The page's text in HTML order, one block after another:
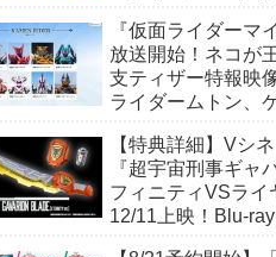
尾達臣のキャスト
トリガーのアキト
さんも変身！
『仮面ライダーマ
放送開始！ネコが
支ティザー特報映
ライダームトン、
開！ライダーは子
巳午未申酉戌亥猫
人⁉
【特典詳細】Vシ
『超宇宙刑事ギャ
フィニティVSライ
12/11上映！Blu-